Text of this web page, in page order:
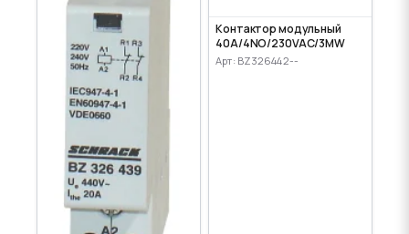
Контактор модульный
40A/4NO/230VAC/3MW
Арт: BZ326442--